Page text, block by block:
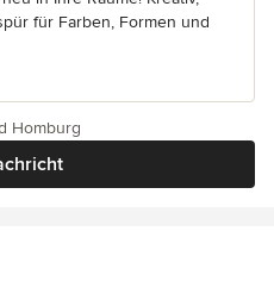
für Farben, Formen und
Homburg